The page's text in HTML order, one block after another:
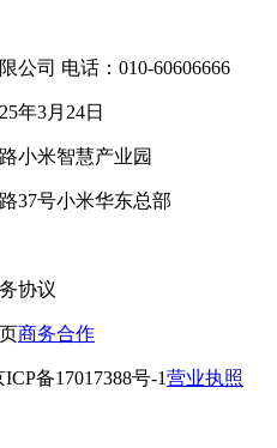
公司 电话：010-60606666
年3月24日
小米智慧产业园
37号小米华东总部
协议
商务合作
ICP备17017388号-1营业执照